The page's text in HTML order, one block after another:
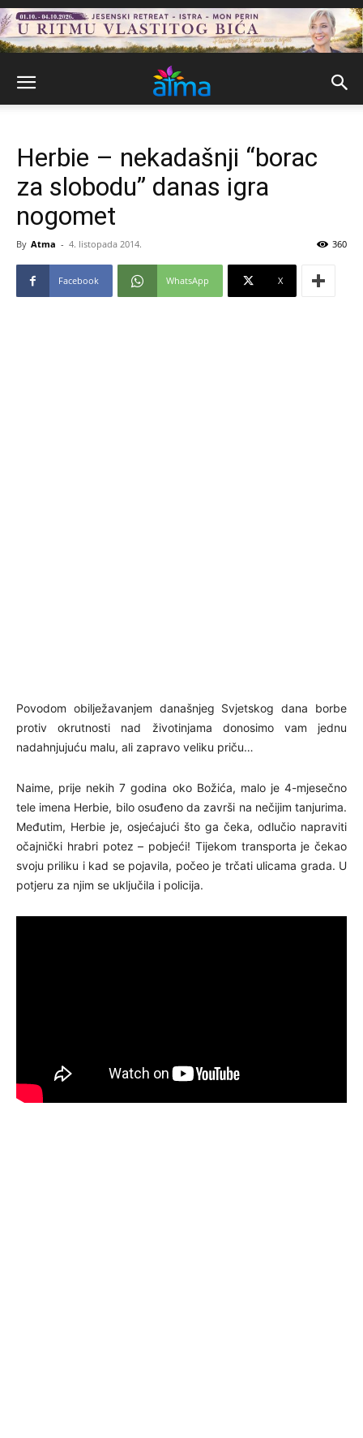
Herbie – nekadašnji “borac
za slobodu” danas igra
nogomet
By Atma - 4. listopada 2014. 360
Facebook WhatsApp X
Povodom obilježavanjem današnjeg Svjetskog dana borbe
protiv okrutnosti nad životinjama donosimo vam jednu
nadahnjujuću malu, ali zapravo veliku priču…
Naime, prije nekih 7 godina oko Božića, malo je 4-mjesečno
tele imena Herbie, bilo osuđeno da završi na nečijim tanjurima.
Međutim, Herbie je, osjećajući što ga čeka, odlučio napraviti
očajnički hrabri potez – pobjeći! Tijekom transporta je čekao
svoju priliku i kad se pojavila, počeo je trčati ulicama grada. U
potjeru za njim se uključila i policija.